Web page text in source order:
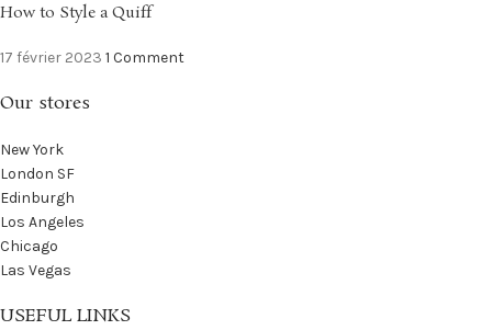
How to Style a Quiff
17 février 2023 1 Comment
Our stores
New York
London SF
Edinburgh
Los Angeles
Chicago
Las Vegas
USEFUL LINKS